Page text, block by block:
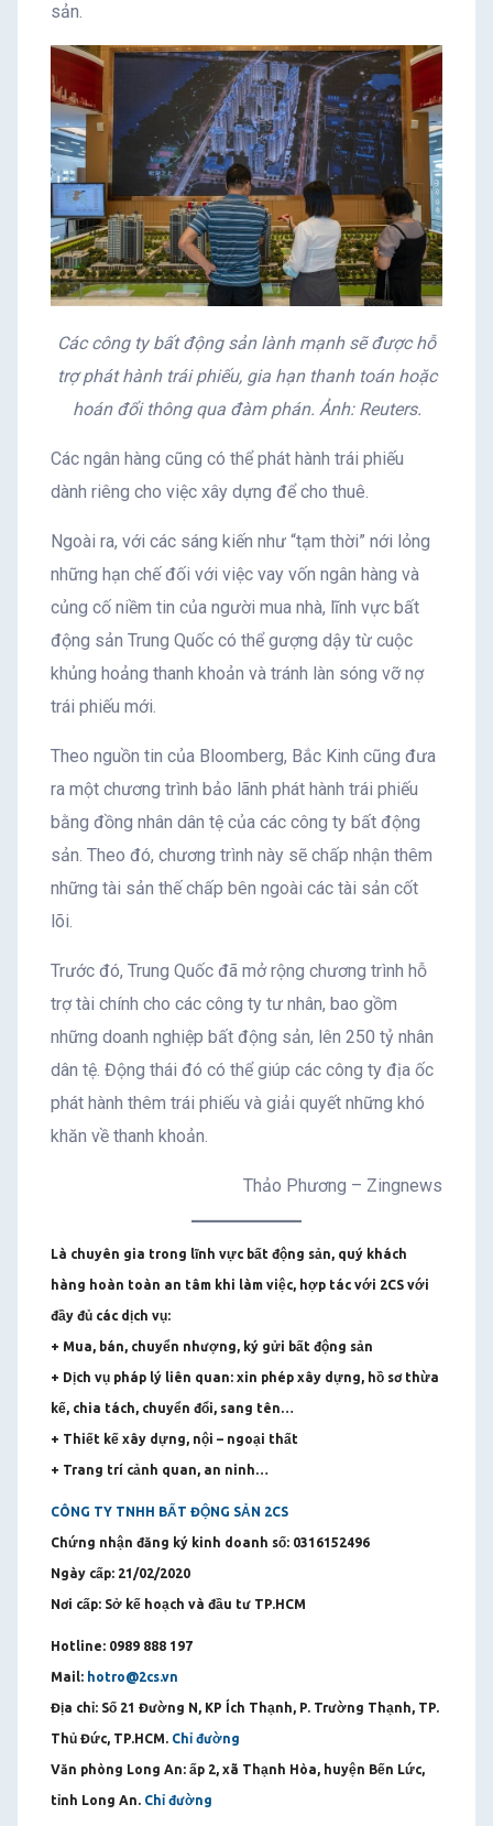
sản.
Các công ty bất động sản lành mạnh sẽ được hỗ
trợ phát hành trái phiếu, gia hạn thanh toán hoặc
hoán đổi thông qua đàm phán. Ảnh: Reuters.
Các ngân hàng cũng có thể phát hành trái phiếu
dành riêng cho việc xây dựng để cho thuê.
Ngoài ra, với các sáng kiến như “tạm thời” nới lỏng
những hạn chế đối với việc vay vốn ngân hàng và
củng cố niềm tin của người mua nhà, lĩnh vực bất
động sản Trung Quốc có thể gượng dậy từ cuộc
khủng hoảng thanh khoản và tránh làn sóng vỡ nợ
trái phiếu mới.
Theo nguồn tin của Bloomberg, Bắc Kinh cũng đưa
ra một chương trình bảo lãnh phát hành trái phiếu
bằng đồng nhân dân tệ của các công ty bất động
sản. Theo đó, chương trình này sẽ chấp nhận thêm
những tài sản thế chấp bên ngoài các tài sản cốt
lõi.
Trước đó, Trung Quốc đã mở rộng chương trình hỗ
trợ tài chính cho các công ty tư nhân, bao gồm
những doanh nghiệp bất động sản, lên 250 tỷ nhân
dân tệ. Động thái đó có thể giúp các công ty địa ốc
phát hành thêm trái phiếu và giải quyết những khó
khăn về thanh khoản.
Thảo Phương – Zingnews
Là chuyên gia trong lĩnh vực bất động sản, quý khách
hàng hoàn toàn an tâm khi làm việc, hợp tác với 2CS với
đầy đủ các dịch vụ:
+ Mua, bán, chuyển nhượng, ký gửi bất động sản
+ Dịch vụ pháp lý liên quan: xin phép xây dựng, hồ sơ thừa
kế, chia tách, chuyển đổi, sang tên…
+ Thiết kế xây dựng, nội – ngoại thất
+ Trang trí cảnh quan, an ninh…
CÔNG TY TNHH BẤT ĐỘNG SẢN 2CS
Chứng nhận đăng ký kinh doanh số: 0316152496
Ngày cấp: 21/02/2020
Nơi cấp: Sở kế hoạch và đầu tư TP.HCM
Hotline: 0989 888 197
Mail: hotro@2cs.vn
Địa chỉ: Số 21 Đường N, KP Ích Thạnh, P. Trường Thạnh, TP.
Thủ Đức, TP.HCM. Chỉ đường
Văn phòng Long An: ấp 2, xã Thạnh Hòa, huyện Bến Lức,
tỉnh Long An. Chỉ đường